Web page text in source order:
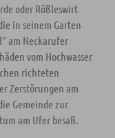
oder Rößleswirt
in seinem Garten
am Neckarufer
vom Hochwasser
richteten
Zerstörungen am
Gemeinde zur
am Ufer besaß.